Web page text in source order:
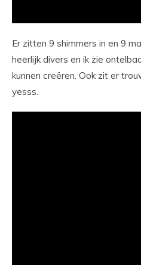
Er zitten 9 shimmers in en 9
heerlijk divers en ik zie
kunnen creëren. Ook zit er
yesss.